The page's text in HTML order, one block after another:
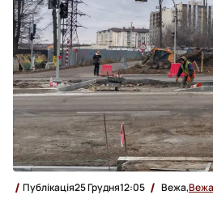
Публікація25 Грудня12:05 Вежа,Вежа